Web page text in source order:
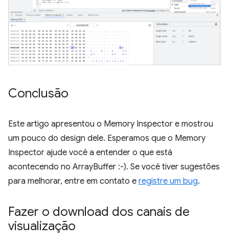
Conclusão
Este artigo apresentou o Memory Inspector e mostrou
um pouco do design dele. Esperamos que o Memory
Inspector ajude você a entender o que está
acontecendo no ArrayBuffer :-). Se você tiver sugestões
para melhorar, entre em contato e registre um bug.
Fazer o download dos canais de
visualização